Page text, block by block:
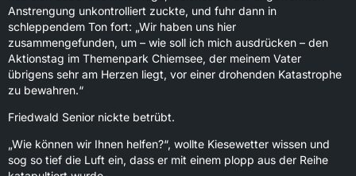
Anstrengung unkontrolliert zuckte, und fuhr dann in
schleppendem Ton fort: „Wir haben uns hier
zusammengefunden, um – wie soll ich mich ausdrücken – den
Aktionstag im Themenpark Chiemsee, der meinem Vater
übrigens sehr am Herzen liegt, vor einer drohenden Katastrophe
zu bewahren.“
Friedwald Senior nickte betrübt.
„Wie können wir Ihnen helfen?“, wollte Kiesewetter wissen und
sog so tief die Luft ein, dass er mit einem plopp aus der Reihe